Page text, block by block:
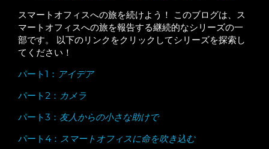
スマートオフィスへの旅を続けよう！ このブログは、ス
マートオフィスへの旅を報告する継続的なシリーズの一
部です。 以下のリンクをクリックしてシリーズを探索し
てください！
パート1： アイデア
パート2： カメラ
パート3： 友人からの小さな助けで
パート4： スマートオフィスに命を吹き込む